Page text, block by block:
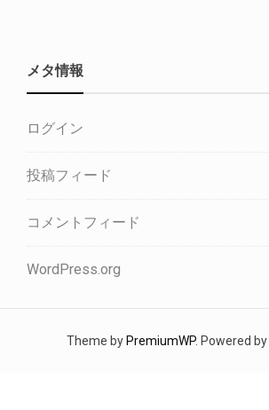
メタ情報
ログイン
投稿フィード
コメントフィード
WordPress.org
Theme by PremiumWP. Powered by